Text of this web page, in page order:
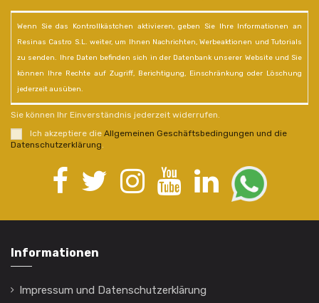
Wenn Sie das Kontrollkästchen aktivieren, geben Sie Ihre Informationen an
Resinas Castro S.L. weiter, um Ihnen Nachrichten, Werbeaktionen und Tutorials
zu senden. Ihre Daten befinden sich in der Datenbank unserer Website und Sie
können Ihre Rechte auf Zugriff, Berichtigung, Einschränkung oder Löschung
jederzeit ausüben.
Sie können Ihr Einverständnis jederzeit widerrufen.
Ich akzeptiere die Allgemeinen Geschäftsbedingungen und die
Datenschutzerklärung.
Informationen
Impressum und Datenschutzerklärung